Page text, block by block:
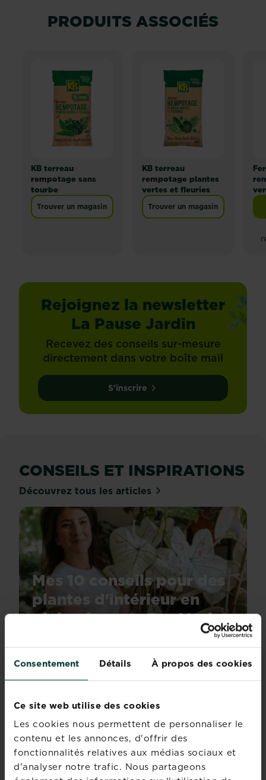
Consentement Détails À propos des cookies
Ce site web utilise des cookies
Les cookies nous permettent de personnaliser le
contenu et les annonces, d'offrir des
fonctionnalités relatives aux médias sociaux et
d'analyser notre trafic. Nous partageons
PRODUITS ASSOCIÉS
KB terreau
rempotage sans
tourbe
Trouver un magasin
KB terreau
rempotage plantes
vertes et fleuries
Trouver un magasin
Rejoignez la newsletter
La Pause Jardin
Recevez des conseils sur-mesure
directement dans votre boîte mail
S'inscrire
CONSEILS ET INSPIRATIONS
Découvrez tous les articles
Mes 10 conseils pour des
plantes d'intérieur en
pleine forme - Par Marion
En savoir plussur Mes 10 conseils pour des plantes
Comment cultiver des
plantes exotiques en
extérieur
En savoir plussur Comment cultiver